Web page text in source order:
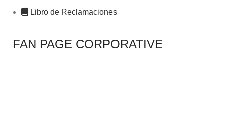
Libro de Reclamaciones
FAN PAGE CORPORATIVE